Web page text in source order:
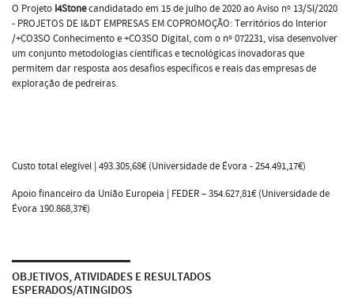
O Projeto I4Stonecandidatado em 15 de julho de 2020 ao Aviso nº 13/SI/2020
- PROJETOS DE I&DT EMPRESAS EM COPROMOÇÃO: Territórios do Interior
/+CO3SO Conhecimento e +CO3SO Digital, com o nº 072231, visa desenvolver
um conjunto metodologias científicas e tecnológicas inovadoras que
permitem dar resposta aos desafios específicos e reais das empresas de
exploração de pedreiras.
Custo total elegível | 493.305,68€ (Universidade de Évora - 254.491,17€)
Apoio financeiro da União Europeia | FEDER – 354.627,81€ (Universidade de
Évora 190.868,37€)
OBJETIVOS, ATIVIDADES E RESULTADOS
ESPERADOS/ATINGIDOS